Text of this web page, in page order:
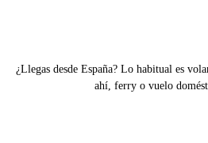
¿Llegas desde España? Lo habitual es
ahí, ferry o vuelo